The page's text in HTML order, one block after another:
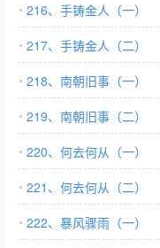
216、手铸金人（一）
217、手铸金人（二）
218、南朝旧事（一）
219、南朝旧事（二）
220、何去何从（一）
221、何去何从（二）
222、暴风骤雨（一）